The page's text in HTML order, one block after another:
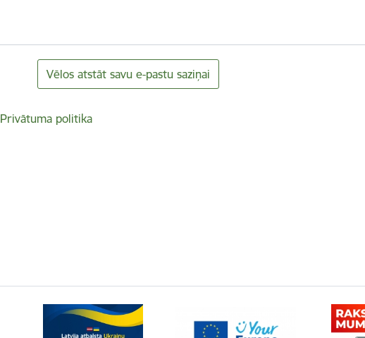
Vēlos atstāt savu e-pastu saziņai
Privātuma politika